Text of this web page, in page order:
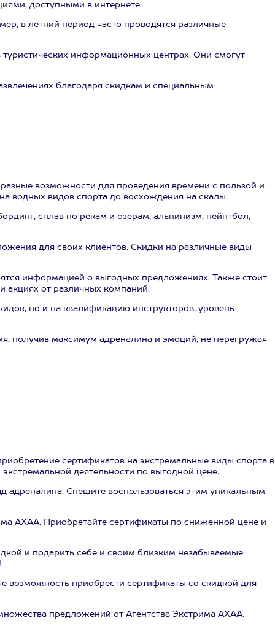
доступными в интернете.
в летний период часто проводятся различные
информационных центрах. Они смогут
благодаря скидкам и специальным
возможности для проведения времени с пользой и
водных видов спорта до восхождения на скалы.
сплав по рекам и озерам, альпинизм, пейнтбол,
для своих клиентов. Скидки на различные виды
информацией о выгодных предложениях. Также стоит
акциях от различных компаний.
но и на квалификацию инструкторов, уровень
получив максимум адреналина и эмоций, не перегружая
сертификатов на экстремальные виды спорта в
деятельности по выгодной цене.
адреналина. Спешите воспользоваться этим уникальным
АХАА. Приобретайте сертификаты по сниженной цене и
и подарить себе и своим близким незабываемые
возможность приобрести сертификаты со скидкой для
предложений от Агентства Экстрима АХАА.